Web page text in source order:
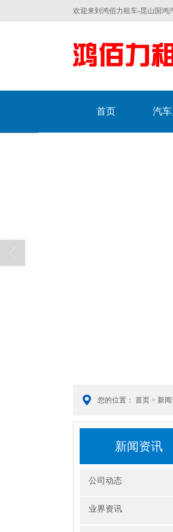
欢迎来到鸿佰力租车-昆山国鸿
首页 汽
您的位置： 首页 > 新
新闻资讯
公司动态
业界资讯